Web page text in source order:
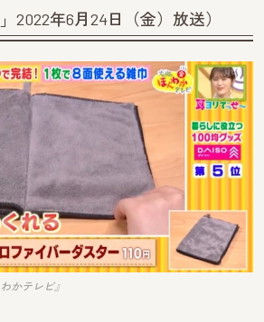
2022年6月24日（金）放送）
かテレビ』